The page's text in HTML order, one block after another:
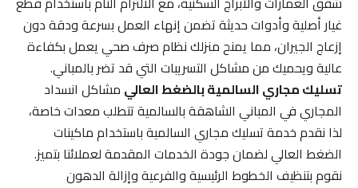
غيار أصلية وأدوات حديثة تضمن إنهاء العمل بسرعة ودقة دون
إزعاج الجيران، مما يمنح منزلك نظام صرف صحي يعمل بكفاءة
عالية ويحميك من مشاكل التسريبات التي قد تضر بالمباني.
تسليك مجاري السالمية بالضغط العاليمشاكل انسداد
المجاري في المباني الشاهقة بالسالمية تتطلب معدات خاصة،
لذا نقدم خدمة تسليك مجاري السالمية باستخدام ماكينات
الضغط العالي لضمان جودة الخدمات المقدمة لعملائنا بتميز.
نقوم بتنظيف الخطوط الرئيسية والفرعية وإزالة الدهون